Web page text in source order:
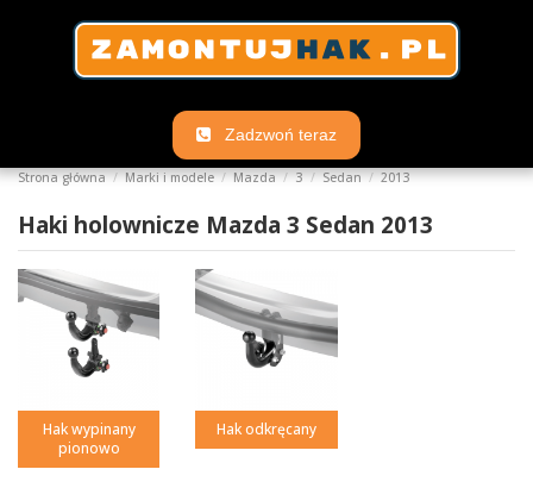
Zadzwoń teraz
Strona główna Marki i modele Mazda 3 Sedan 2013
Haki holownicze Mazda 3 Sedan 2013
Hak wypinany
pionowo
Hak odkręcany